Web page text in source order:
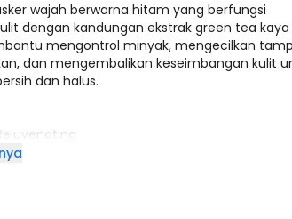
wajah berwarna hitam yang berfungsi
dengan kandungan ekstrak green tea kaya
mengontrol minyak, mengecilkan
dan mengembalikan keseimbangan kulit
dan halus.
mendalam untuk menjaga kulit tetap